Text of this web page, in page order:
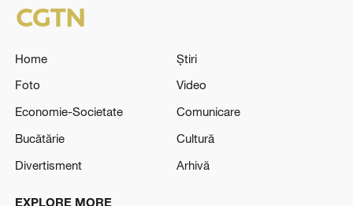
Home
Știri
Foto
Video
Economie-Societate
Comunicare
Bucătărie
Cultură
Divertisment
Arhivă
EXPLORE MORE